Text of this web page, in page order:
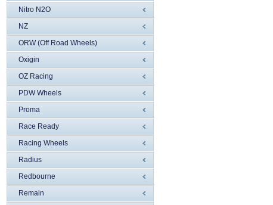
Nitro N2O
NZ
ORW (Off Road Wheels)
Oxigin
OZ Racing
PDW Wheels
Proma
Race Ready
Racing Wheels
Radius
Redbourne
Remain